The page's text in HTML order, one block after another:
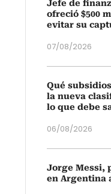
Jefe de
ofreció $500
evitar su
07/08/2026
Qué
la nueva
lo que debe
06/08/2026
Jorge Messi,
en Argentina